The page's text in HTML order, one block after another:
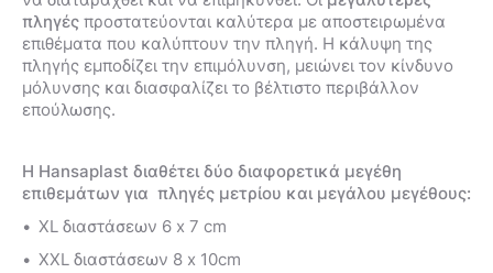
πληγές προστατεύονται καλύτερα με αποστειρωμένα
επιθέματα που καλύπτουν την πληγή. Η κάλυψη της
πληγής εμποδίζει την επιμόλυνση, μειώνει τον κίνδυνο
μόλυνσης και διασφαλίζει το βέλτιστο περιβάλλον
επούλωσης.
Η Hansaplast διαθέτει δύο διαφορετικά μεγέθη
επιθεμάτων για πληγές μετρίου και μεγάλου μεγέθους:
XL διαστάσεων 6 x 7 cm
XXL διαστάσεων 8 x 10cm